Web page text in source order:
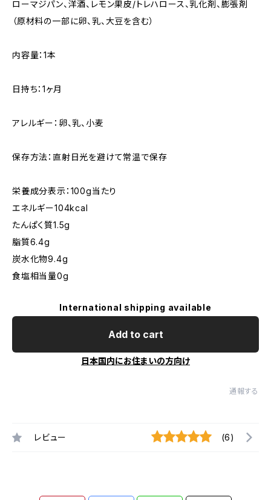
ローマジパン、洋酒、レモン果皮/トレハロース、乳化剤、膨張剤
（原材料の一部に卵、乳、大豆を含む）
内容量：1本
日持ち：1ヶ月
アレルギー：卵、乳、小麦
保存方法：直射日光を避けて常温で保存
栄養成分表示：100g当たり
エネルギー104kcal
たんぱく質1.5g
脂質6.4g
炭水化物9.4g
食塩相当量0g
International shipping available
Add to cart
日本国内にお住まいの方向け
通報する
レビュー (6)